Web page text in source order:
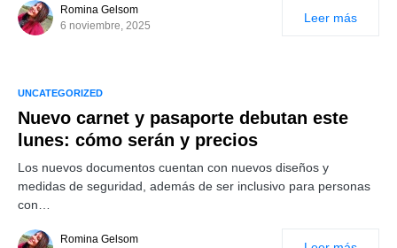
Romina Gelsom
6 noviembre, 2025
Leer más
UNCATEGORIZED
Nuevo carnet y pasaporte debutan este
lunes: cómo serán y precios
Los nuevos documentos cuentan con nuevos diseños y
medidas de seguridad, además de ser inclusivo para personas
con…
Romina Gelsom